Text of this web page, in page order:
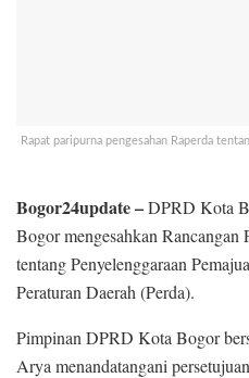
Rapat paripurna pengesahan Raperda
Bogor24update –DPRD Kota
Bogor mengesahkan Rancangan
tentang Penyelenggaraan
Peraturan Daerah (Perda).
Pimpinan DPRD Kota Bogor
Arya menandatangani